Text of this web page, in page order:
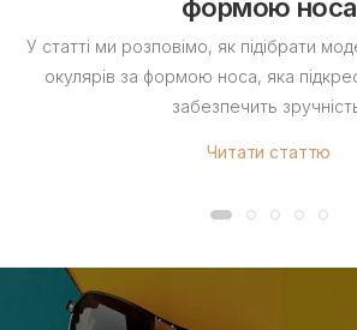
формою носа
У статті ми розповімо, як підібрати
окулярів за формою носа, яка
забезпечить
Читати статтю